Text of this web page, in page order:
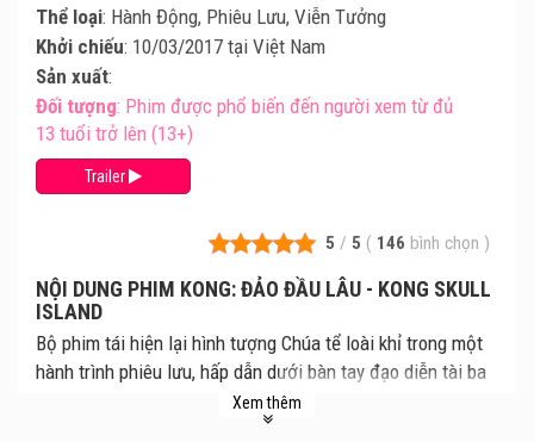
5 / 5 ( 146 bình chọn )
NỘI DUNG PHIM KONG: ĐẢO ĐẦU LÂU - KONG SKULL
ISLAND
Bộ phim tái hiện lại hình tượng Chúa tể loài khỉ trong một
hành trình phiêu lưu, hấp dẫn dưới bàn tay đạo diễn tài ba
Jordan Vogt-Robert. Trong phim, một nhóm các nhà thám
hiểm liều lĩnh khám phá hòn đảo chưa có dấu chân người
Xem thêm
Thể loại: Hành Động, Phiêu Lưu, Viễn Tưởng
Khởi chiếu: 10/03/2017 tại Việt Nam
Sản xuất:
Đối tượng: Phim được phổ biến đến người xem từ đủ
13 tuổi trở lên (13+)
Trailer